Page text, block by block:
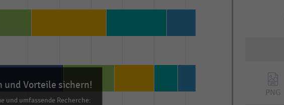
und Vorteile sichern!
und umfassende Recherche:
PNG